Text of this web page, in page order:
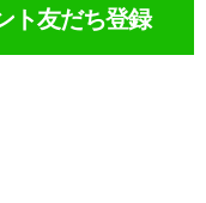
ト友だち登録